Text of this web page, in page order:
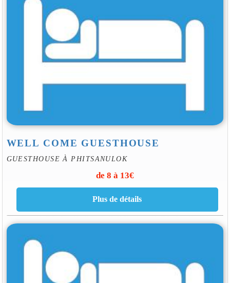
WELL COME GUESTHOUSE
GUESTHOUSE À PHITSANULOK
de 8 à 13€